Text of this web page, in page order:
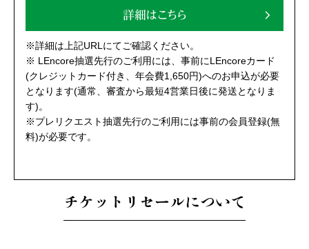
詳細はこちら
※詳細は上記URLにてご確認ください。
※ LEncore抽選先行のご利用には、事前にLEncoreカード
(クレジットカード付き、年会費1,650円)へのお申込が必要
となります(通常、審査から最短4営業日後に発送となりま
す)。
※プレリクエスト抽選先行のご利用には事前の会員登録(無
料)が必要です。
チケットリセールについて